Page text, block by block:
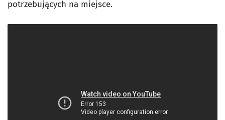
potrzebujących na miejsce.